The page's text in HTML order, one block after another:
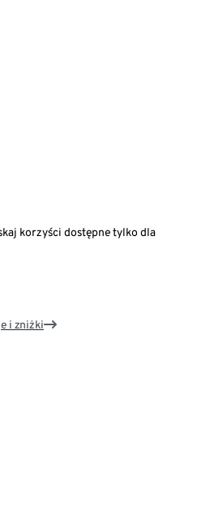
korzyści dostępne tylko dla
i zniżki